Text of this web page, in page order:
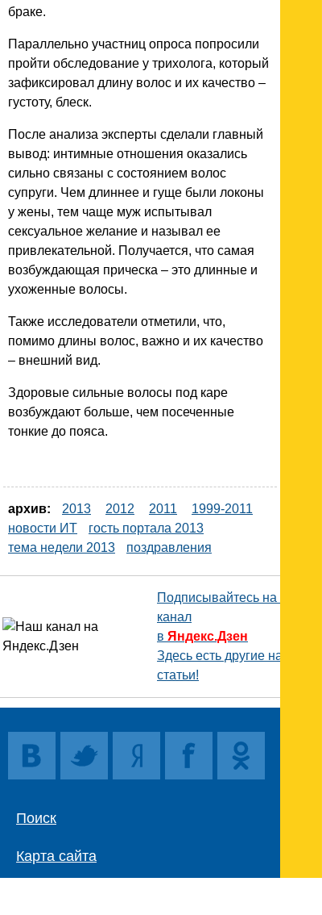
браке.
Параллельно участниц опроса попросили
пройти обследование у трихолога, который
зафиксировал длину волос и их качество –
густоту, блеск.
После анализа эксперты сделали главный
вывод: интимные отношения оказались
сильно связаны с состоянием волос
супруги. Чем длиннее и гуще были локоны
у жены, тем чаще муж испытывал
сексуальное желание и называл ее
привлекательной. Получается, что самая
возбуждающая прическа – это длинные и
ухоженные волосы.
Также исследователи отметили, что,
помимо длины волос, важно и их качество
– внешний вид.
Здоровые сильные волосы под каре
возбуждают больше, чем посеченные
тонкие до пояса.
архив: 2013 2012 2011
1999-2011
новости ИТ
гость портала 2013
тема недели 2013
поздравления
Подписывайтесь на наш
канал
в Яндекс.Дзен
Здесь есть другие наши
статьи!
Поиск
Карта сайта